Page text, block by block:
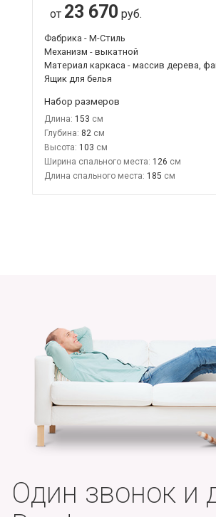
от 23 670 руб.
Фабрика - М-Стиль
Механизм - выкатной
Материал каркаса - массив дерева,
Ящик для белья
Набор размеров
Длина: 153
Глубина: 82
Высота: 103
Ширина спального места: 126
Длина спального места: 185
Один звонок и